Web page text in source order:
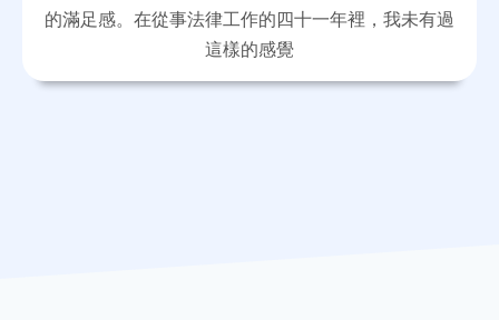
的滿足感。在從事法律工作的四十一年裡，我未有過
這樣的感覺